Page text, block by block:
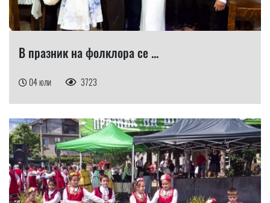
В празник на фолклора се ...
04 юли 3723